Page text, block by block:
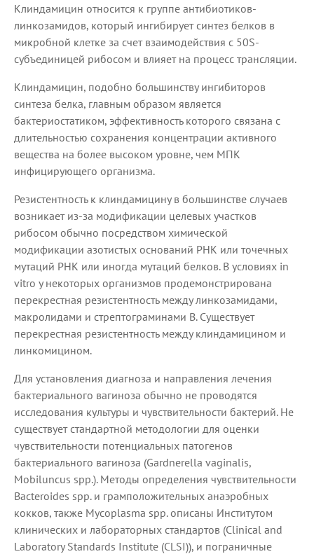
Клиндамицин относится к группе антибиотиков-
линкозамидов, который ингибирует синтез белков в
микробной клетке за счет взаимодействия с 50S-
субъединицей рибосом и влияет на процесс трансляции.
Клиндамицин, подобно большинству ингибиторов
синтеза белка, главным образом является
бактериостатиком, эффективность которого связана с
длительностью сохранения концентрации активного
вещества на более высоком уровне, чем МПК
инфицирующего организма.
Резистентность к клиндамицину в большинстве случаев
возникает из-за модификации целевых участков
рибосом обычно посредством химической
модификации азотистых оснований РНК или точечных
мутаций РНК или иногда мутаций белков. В условиях in
vitro у некоторых организмов продемонстрирована
перекрестная резистентность между линкозамидами,
макролидами и стрептограминами В. Существует
перекрестная резистентность между клиндамицином и
линкомицином.
Для установления диагноза и направления лечения
бактериального вагиноза обычно не проводятся
исследования культуры и чувствительности бактерий. Не
существует стандартной методологии для оценки
чувствительности потенциальных патогенов
бактериального вагиноза (Gardnerella vaginalis,
Mobiluncus spp.). Методы определения чувствительности
Bacteroides spp. и грамположительных анаэробных
кокков, также Mycoplasma spp. описаны Институтом
клинических и лабораторных стандартов (Clinical and
Laboratory Standards Institute (CLSI)), и пограничные